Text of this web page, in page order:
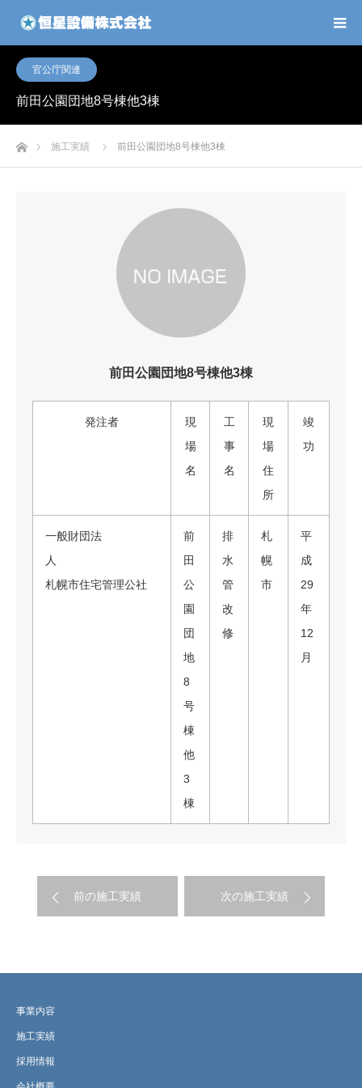
官公庁関連
前田公園団地8号棟他3棟
ホーム施工実績 前田公園団地8号棟他3棟
前田公園団地8号棟他3棟
発注者
現
場
名
工
事
名
現
場
住
所
竣
功
一般財団法
人
札幌市住宅管理公社
前
田
公
園
団
地
8
号
棟
他
3
棟
排
水
管
改
修
札
幌
市
平
成
29
年
12
月
前の施工実績 次の施工実績
事業内容
施工実績
採用情報